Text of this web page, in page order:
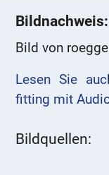
Bildnachweis:
Bild von
Lesen Sie
fitting mit
Bildquellen: